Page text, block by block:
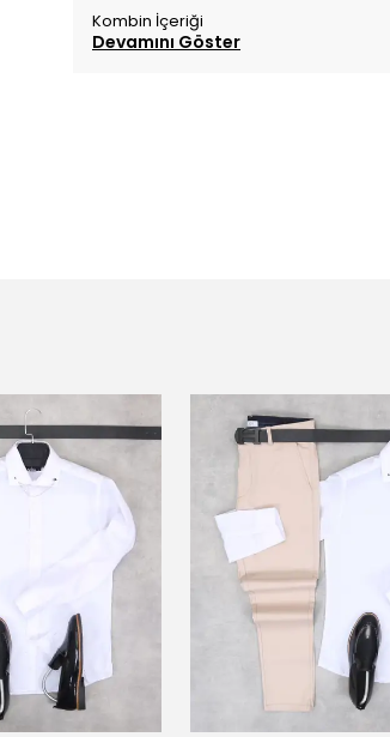
Kombin İçeriği
Devamını Göster